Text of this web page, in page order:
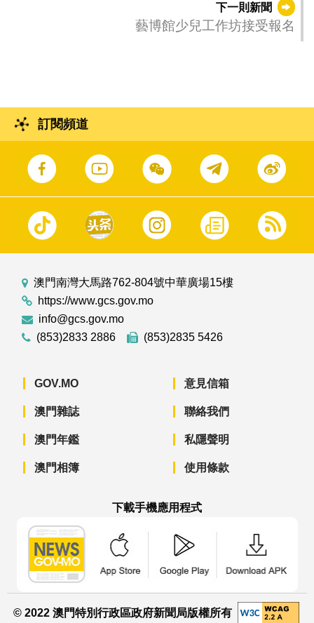
下一則新聞
藝博館少兒工作坊接受報名
訂閱頻道
澳門南灣大馬路762-804號中華廣場15樓
https://www.gcs.gov.mo
info@gcs.gov.mo
(853)2833 2886
(853)2835 5426
GOV.MO
澳門雜誌
澳門年鑑
澳門相簿
意見信箱
聯絡我們
私隱聲明
使用條款
下載手機應用程式
© 2022 澳門特別行政區政府新聞局版權所有